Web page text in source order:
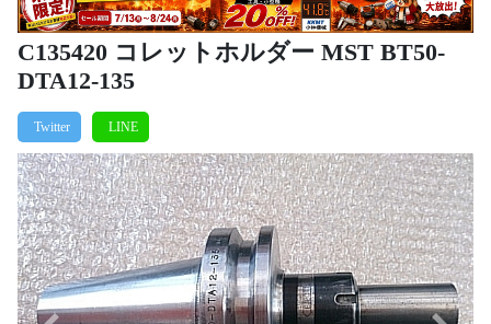
C135420 コレットホルダー MST BT50-
DTA12-135